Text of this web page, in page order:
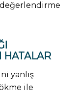
HATALAR
yanlış
ile